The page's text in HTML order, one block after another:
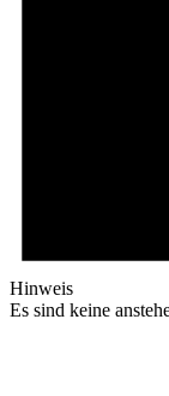
Hinweis
Es sind keine